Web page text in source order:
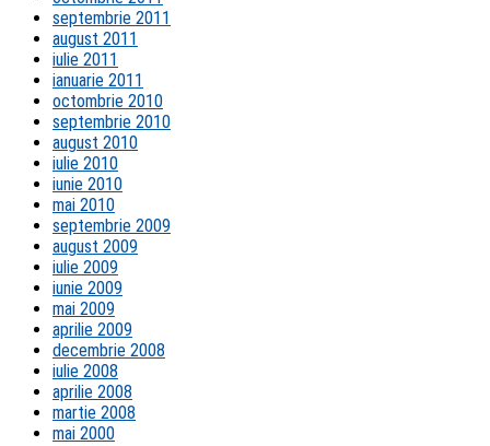
septembrie 2011
august 2011
iulie 2011
ianuarie 2011
octombrie 2010
septembrie 2010
august 2010
iulie 2010
iunie 2010
mai 2010
septembrie 2009
august 2009
iulie 2009
iunie 2009
mai 2009
aprilie 2009
decembrie 2008
iulie 2008
aprilie 2008
martie 2008
mai 2000